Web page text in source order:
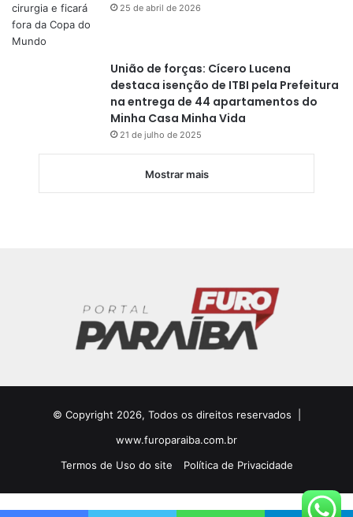
25 de abril de 2026
União de forças: Cícero Lucena
destaca isenção de ITBI pela Prefeitura
na entrega de 44 apartamentos do
Minha Casa Minha Vida
21 de julho de 2025
Mostrar mais
© Copyright 2026, Todos os direitos reservados |
www.furoparaiba.com.br
Termos de Uso do site
Política de Privacidade